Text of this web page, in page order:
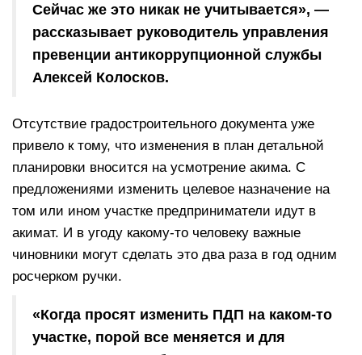
Сейчас же это никак не учитывается», —
рассказывает руководитель управления
превенции антикоррупционной службы
Алексей Колосков.
Отсутствие градостроительного документа уже
привело к тому, что изменения в план детальной
планировки вносится на усмотрение акима. С
предложениями изменить целевое назначение на
том или ином участке предприниматели идут в
акимат. И в угоду какому-то человеку важные
чиновники могут сделать это два раза в год одним
росчерком ручки.
«Когда просят изменить ПДП на каком-то
участке, порой все меняется и для